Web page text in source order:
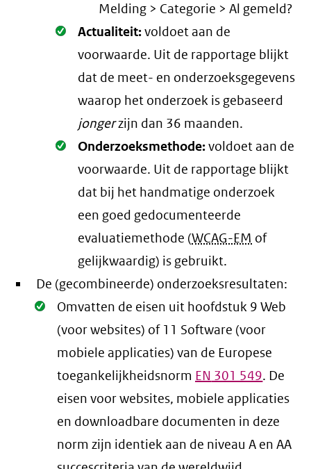
Melding > Categorie > Al gemeld?
Oké.
Actualiteit:voldoet aan de
voorwaarde. Uit de rapportage blijkt
dat de meet- en onderzoeksgegevens
waarop het onderzoek is gebaseerd
jongerzijn dan 36 maanden.
Oké.
Onderzoeksmethode:voldoet aan de
voorwaarde. Uit de rapportage blijkt
dat bij het handmatige onderzoek
een goed gedocumenteerde
evaluatiemethode (WCAG-EM of
gelijkwaardig) is gebruikt.
De (gecombineerde) onderzoeksresultaten:
Oké.
Omvatten de eisen uit hoofdstuk 9 Web
(voor websites) of 11 Software (voor
mobiele applicaties) van de Europese
toegankelijkheidsnorm EN 301 549. De
eisen voor websites, mobiele applicaties
en downloadbare documenten in deze
norm zijn identiek aan de niveau A en AA